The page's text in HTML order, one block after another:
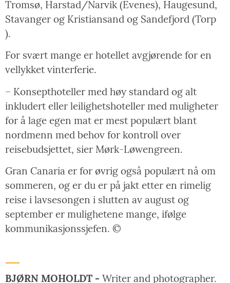
Tromsø, Harstad/Narvik (Evenes), Haugesund,
Stavanger og Kristiansand og Sandefjord (Torp
).
For svært mange er hotellet avgjørende for en
vellykket vinterferie.
– Konsepthoteller med høy standard og alt
inkludert eller leilighetshoteller med muligheter
for å lage egen mat er mest populært blant
nordmenn med behov for kontroll over
reisebudsjettet, sier Mørk-Løwengreen.
Gran Canaria er for øvrig også populært nå om
sommeren, og er du er på jakt etter en rimelig
reise i lavsesongen i slutten av august og
september er mulighetene mange, ifølge
kommunikasjonssjefen. ©
BJØRN MOHOLDT - Writer and photographer.